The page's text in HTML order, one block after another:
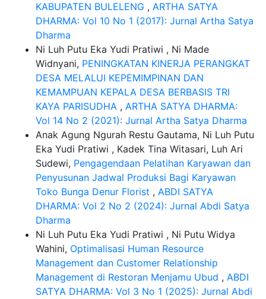
KABUPATEN BULELENG , ARTHA SATYA
DHARMA: Vol 10 No 1 (2017): Jurnal Artha Satya
Dharma
Ni Luh Putu Eka Yudi Pratiwi , Ni Made
Widnyani, PENINGKATAN KINERJA PERANGKAT
DESA MELALUI KEPEMIMPINAN DAN
KEMAMPUAN KEPALA DESA BERBASIS TRI
KAYA PARISUDHA , ARTHA SATYA DHARMA:
Vol 14 No 2 (2021): Jurnal Artha Satya Dharma
Anak Agung Ngurah Restu Gautama, Ni Luh Putu
Eka Yudi Pratiwi , Kadek Tina Witasari, Luh Ari
Sudewi, Pengagendaan Pelatihan Karyawan dan
Penyusunan Jadwal Produksi Bagi Karyawan
Toko Bunga Denur Florist , ABDI SATYA
DHARMA: Vol 2 No 2 (2024): Jurnal Abdi Satya
Dharma
Ni Luh Putu Eka Yudi Pratiwi , Ni Putu Widya
Wahini, Optimalisasi Human Resource
Management dan Customer Relationship
Management di Restoran Menjamu Ubud , ABDI
SATYA DHARMA: Vol 3 No 1 (2025): Jurnal Abdi